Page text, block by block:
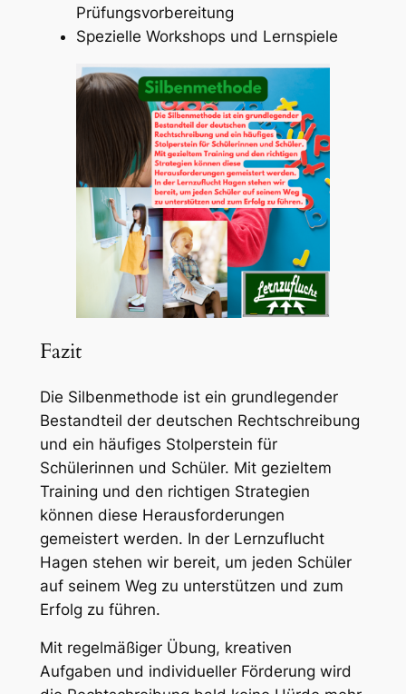
Prüfungsvorbereitung
Spezielle Workshops und Lernspiele
Fazit
Die Silbenmethode ist ein grundlegender
Bestandteil der deutschen Rechtschreibung
und ein häufiges Stolperstein für
Schülerinnen und Schüler. Mit gezieltem
Training und den richtigen Strategien
können diese Herausforderungen
gemeistert werden. In der Lernzuflucht
Hagen stehen wir bereit, um jeden Schüler
auf seinem Weg zu unterstützen und zum
Erfolg zu führen.
Mit regelmäßiger Übung, kreativen
Aufgaben und individueller Förderung wird